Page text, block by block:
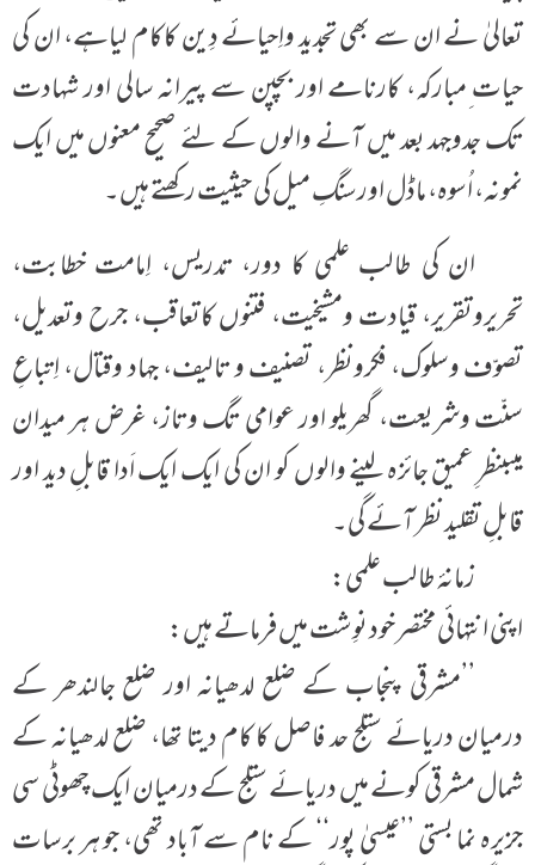
تعالیٰ نے ان سے بھی تجدید واِحیائے دِین کاکام لیاہے، ان کی
حیات ِمبارکہ، کارنامے اور بچپن سے پیرانہ سالی اور شہادت
تک جدوجہد بعد میں آنے والوں کے لئے صحیح معنوں میں ایک
نمونہ، اُسوہ، ماڈل اورسنگِ میل کی حیثیت رکھتے ہیں۔
ان کی طالب علمی کا دور، تدریس، اِمامت خطابت،
تحریروتقریر، قیادت ومشیخیت، فتنوں کاتعاقب، جرح وتعدیل،
تصوّف وسلوک، فکرونظر، تصنیف و تالیف، جہاد وقتال، اِتباعِ
سنّت وشریعت، گھریلو اور عوامی تگ وتاز، غرض ہر میدان
میںبنظرِ عمیق جائزہ لینے والوں کو ان کی ایک ایک اَدا قابلِ دید اور
قابلِ تقلید نظر آئے گی۔
زمانۂ طالب علمی:
اپنی انتہائی مختصر خود نوِشت میں فرماتے ہیں:
’’مشرقی پنجاب کے ضلع لدھیانہ اور ضلع جالندھر کے
درمیان دریائے ستلج حد فاصل کا کام دیتا تھا، ضلع لدھیانہ کے
شمال مشرقی کونے میں دریائے ستلج کے درمیان ایک چھوٹی سی
جزیرہ نما بستی ’’عیسیٰ پور‘‘ کے نام سے آباد تھی، جو ہر برسات